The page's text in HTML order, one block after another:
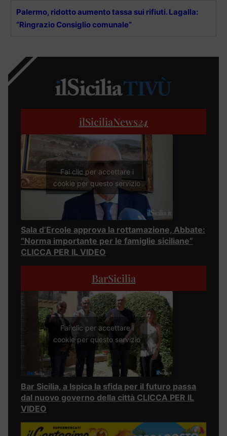
Palermo, ridotto aumento tassa sui rifiuti. Lagalla:
“Ringrazio Consiglio comunale”
ilSiciliaNews24
Fai clic per accettare i
cookie per questo servizio
Sala d’Ercole approva la rottamazione, Abbate:
“Norma importante per le famiglie siciliane”
CLICCA PER IL VIDEO
BarSicilia
Fai clic per accettare i
cookie per questo servizio
Bar Sicilia, a Ispica la sfida per il futuro passa
dal nuovo governo della città CLICCA PER IL
VIDEO